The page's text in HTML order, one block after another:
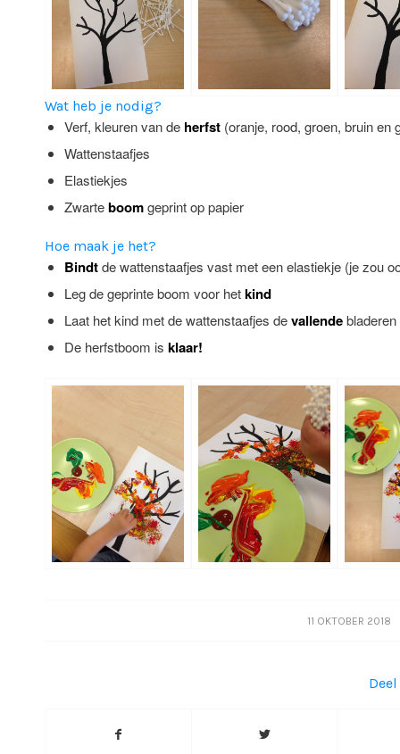
Wat heb je nodig?
Verf, kleuren van de herfst (oranje, rood, groen, bruin en
Wattenstaafjes
Elastiekjes
Zwarteboomgeprint op papier
Hoe maak je het?
Bindtde wattenstaafjes vast met een elastiekje (je zou
Leg de geprinte boom voor hetkind
Laat het kind met de wattenstaafjes devallende
De herfstboom is klaar!
11 OKTOBER 2018
/